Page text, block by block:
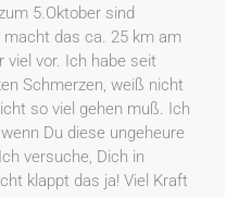
5.Oktober sind
macht das ca. 25 km am
viel vor. Ich habe seit
Schmerzen, weiß nicht
so viel gehen muß. Ich
Du diese ungeheure
versuche, Dich in
klappt das ja! Viel Kraft